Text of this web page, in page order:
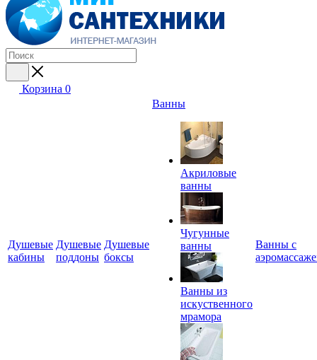
Корзина 0
Душевые
кабины
Душевые
поддоны
Душевые
боксы
Ванны
Акриловые
ванны
Чугунные
ванны
Ванны из
искуственного
мрамора
Ванны с